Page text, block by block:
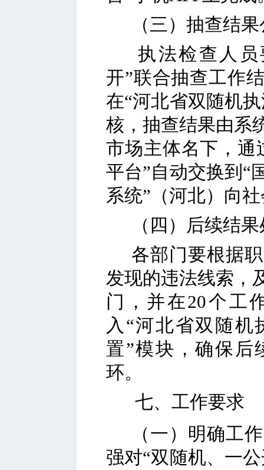
（三）抽查结
执法检查人
开”联合抽查工作
在“河北省双随机
核，抽查结果由系
市场主体名下，通
平台”自动交换到“
系统”（河北）向
（四）后续结
各部门要根据
发现的违法线索，
门，并在20个工
入“河北省双随机
置”模块，确保后
环。
七、工作要求
（一）明确工
强对“双随机、一